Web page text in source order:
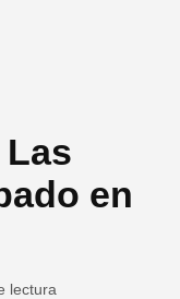
Las
en
lectura